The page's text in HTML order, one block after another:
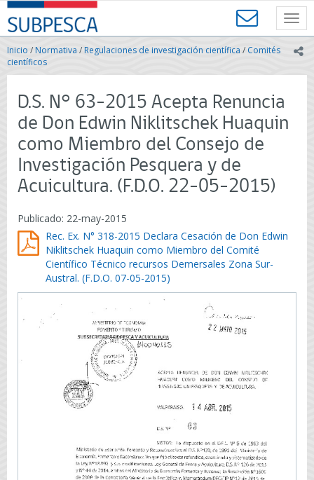
Contenido
principal
SUBPESCA
-
Subsecretaría
de
Pesca
Acuicultura
Gobierno
de
Chile
Inicio /Normativa / Regulaciones de investigación científica / Comités
científicos
D.S. N° 63-2015 Acepta Renuncia
de Don Edwin Niklitschek Huaquin
como Miembro del Consejo de
Investigación Pesquera y de
Acuicultura. (F.D.O. 22-05-2015)
Publicado: 22-may-2015
Rec. Ex. N° 318-2015 Declara Cesación de Don Edwin
Niklitschek Huaquin como Miembro del Comité
Científico Técnico recursos Demersales Zona Sur-
Austral. (F.D.O. 07-05-2015)